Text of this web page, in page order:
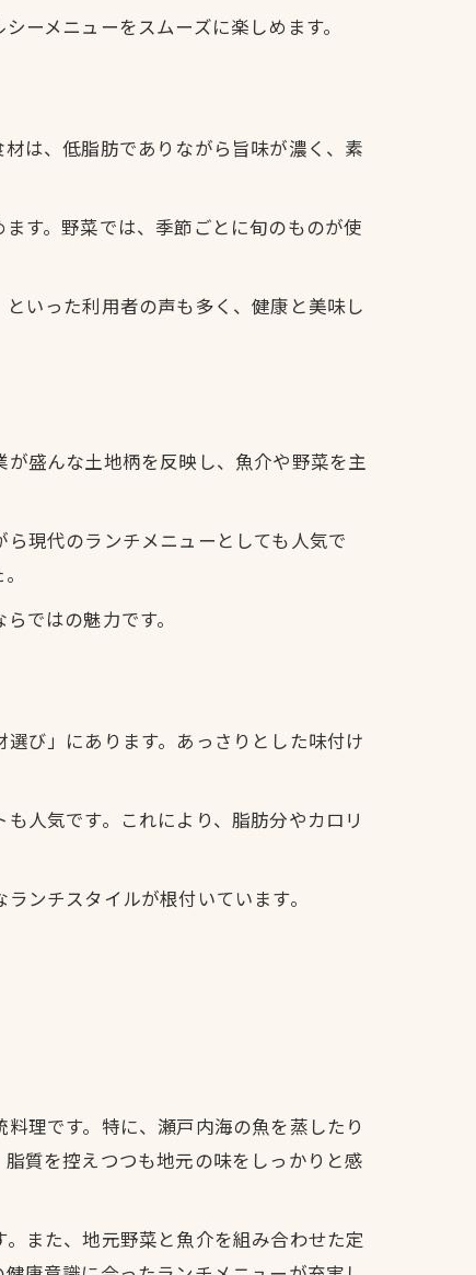
ーメニューをスムーズに楽しめます。
は、低脂肪でありながら旨味が濃く、素
す。野菜では、季節ごとに旬のものが使
いった利用者の声も多く、健康と美味し
盛んな土地柄を反映し、魚介や野菜を主
現代のランチメニューとしても人気で
ではの魅力です。
び」にあります。あっさりとした味付け
人気です。これにより、脂肪分やカロリ
ンチスタイルが根付いています。
理です。特に、瀬戸内海の魚を蒸したり
質を控えつつも地元の味をしっかりと感
また、地元野菜と魚介を組み合わせた定